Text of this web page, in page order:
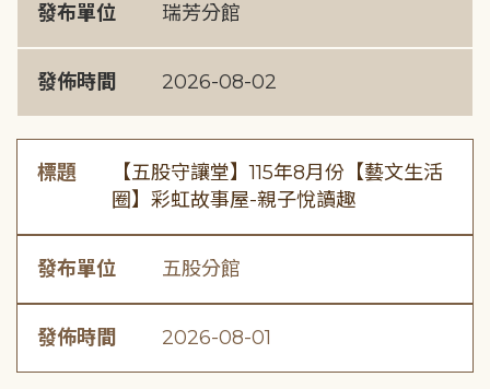
發布單位 瑞芳分館
發佈時間 2026-08-02
標題
【五股守讓堂】115年8月份【藝文生活
圈】彩虹故事屋-親子悅讀趣
發布單位 五股分館
發佈時間 2026-08-01